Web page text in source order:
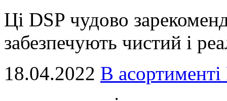
Ці DSP чудово
забезпечують чистий і
18.04.2022 В